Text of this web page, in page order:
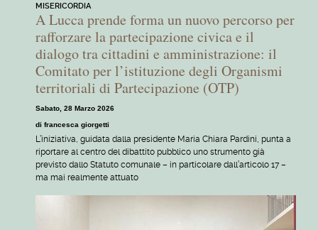
MISERICORDIA
A Lucca prende forma un nuovo percorso per
rafforzare la partecipazione civica e il
dialogo tra cittadini e amministrazione: il
Comitato per l’istituzione degli Organismi
territoriali di Partecipazione (OTP)
Sabato, 28 Marzo 2026
di francesca giorgetti
L’iniziativa, guidata dalla presidente Maria Chiara Pardini, punta a
riportare al centro del dibattito pubblico uno strumento già
previsto dallo Statuto comunale – in particolare dall’articolo 17 –
ma mai realmente attuato